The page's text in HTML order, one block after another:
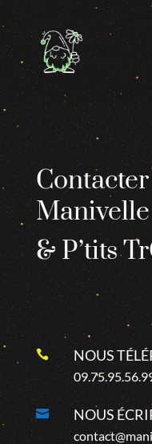
Manivelle
& P’tits
 NOUS
 NOUS